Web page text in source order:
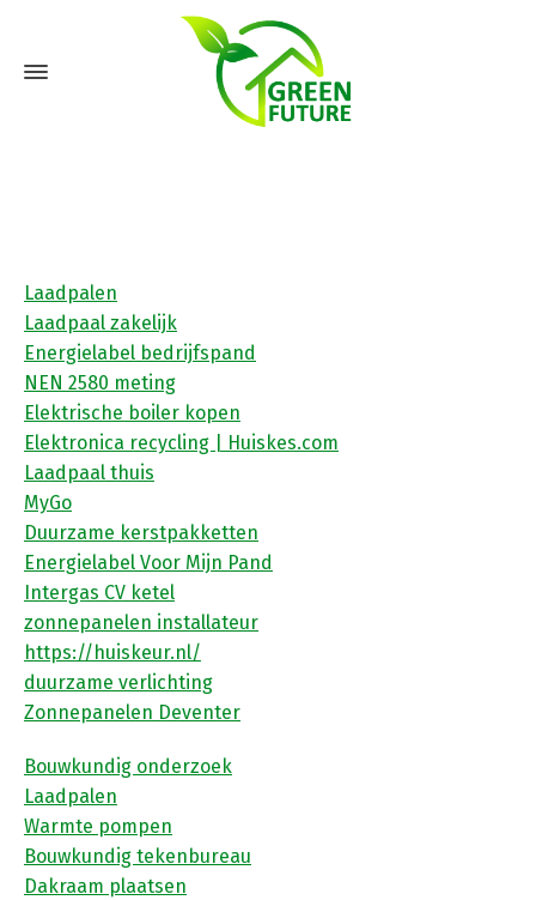
Laadpalen
Laadpaal zakelijk
Energielabel bedrijfspand
NEN 2580 meting
Elektrische boiler kopen
Elektronica recycling | Huiskes.com
Laadpaal thuis
MyGo
Duurzame kerstpakketten
Energielabel Voor Mijn Pand
Intergas CV ketel
zonnepanelen installateur
https://huiskeur.nl/
duurzame verlichting
Zonnepanelen Deventer
Bouwkundig onderzoek
Laadpalen
Warmte pompen
Bouwkundig tekenbureau
Dakraam plaatsen